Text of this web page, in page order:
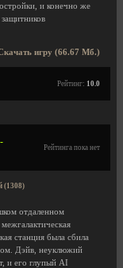
и конечно же
защитников
игру (66.67 Мб.)
Рейтинг: 10.0
Рейтинга пока нет
(1308)
отдаленном
станция была сбила
Дэйв, неуклюжий
и его глупый AI